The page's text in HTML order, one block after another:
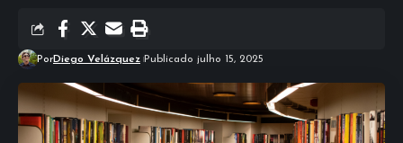
PorDiego Velázquez Publicado julho 15, 2025